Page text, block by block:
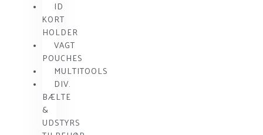
ID
KORT
HOLDER
VAGT
POUCHES
MULTITOOLS
DIV.
BÆLTE
&
UDSTYRS